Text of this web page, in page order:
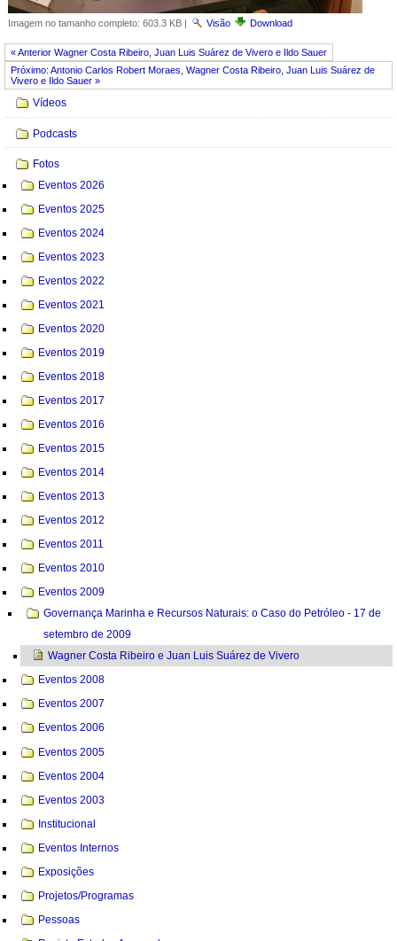
Imagem no tamanho completo: 603.3 KB| Visão Download
« Anterior Wagner Costa Ribeiro, Juan Luis Suárez de Vivero e Ildo Sauer
Próximo: Antonio Carlos Robert Moraes, Wagner Costa Ribeiro, Juan Luis Suárez de
Vivero e Ildo Sauer »
Navegação
Vídeos
Podcasts
Fotos
Eventos 2026
Eventos 2025
Eventos 2024
Eventos 2023
Eventos 2022
Eventos 2021
Eventos 2020
Eventos 2019
Eventos 2018
Eventos 2017
Eventos 2016
Eventos 2015
Eventos 2014
Eventos 2013
Eventos 2012
Eventos 2011
Eventos 2010
Eventos 2009
Governança Marinha e Recursos Naturais: o Caso do Petróleo - 17 de
setembro de 2009
Wagner Costa Ribeiro e Juan Luis Suárez de Vivero
Eventos 2008
Eventos 2007
Eventos 2006
Eventos 2005
Eventos 2004
Eventos 2003
Institucional
Eventos Internos
Exposições
Projetos/Programas
Pessoas